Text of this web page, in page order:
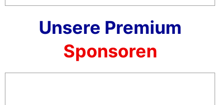
Unsere Premium
Sponsoren